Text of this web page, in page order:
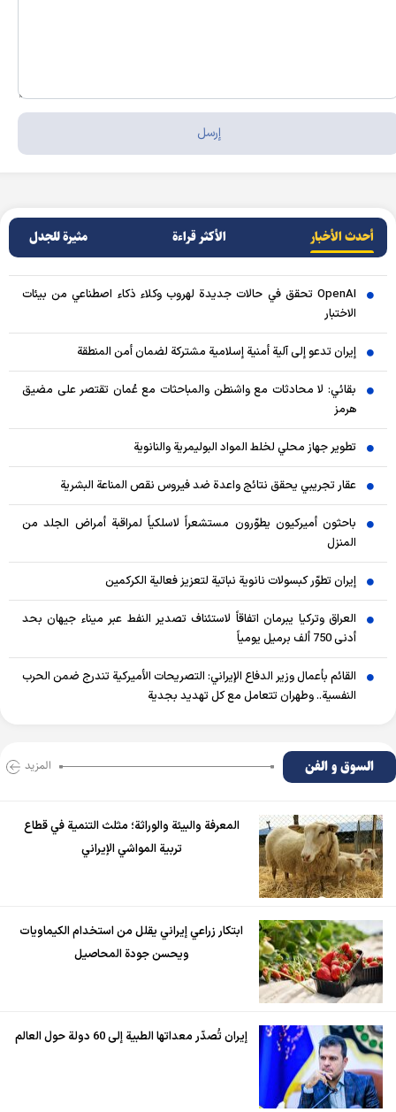
أحدث الأخبار الأکثر قراءة مثيرة للجدل
OpenAI تحقق في حالات جديدة لهروب وكلاء ذكاء اصطناعي من بيئات
الاختبار
إيران تدعو إلى آلية أمنية إسلامية مشتركة لضمان أمن المنطقة
بقائي: لا محادثات مع واشنطن والمباحثات مع عُمان تقتصر على مضيق
هرمز
تطوير جهاز محلي لخلط المواد البوليمرية والنانوية
عقار تجريبي يحقق نتائج واعدة ضد فيروس نقص المناعة البشرية
باحثون أميركيون يطوّرون مستشعراً لاسلكياً لمراقبة أمراض الجلد من
المنزل
إيران تطوّر كبسولات نانوية نباتية لتعزيز فعالية الكركمين
العراق وتركيا يبرمان اتفاقاً لاستئناف تصدير النفط عبر ميناء جيهان بحد
أدنى 750 ألف برميل يومياً
القائم بأعمال وزير الدفاع الإيراني: التصريحات الأميركية تندرج ضمن الحرب
النفسية.. وطهران تتعامل مع كل تهديد بجدية
السوق و الفن المزید
المعرفة والبيئة والوراثة؛ مثلث التنمية في قطاع
تربية المواشي الإيراني
ابتكار زراعي إيراني يقلل من استخدام الكيماويات
ويحسن جودة المحاصيل
إيران تُصدّر معداتها الطبية إلى 60 دولة حول العالم